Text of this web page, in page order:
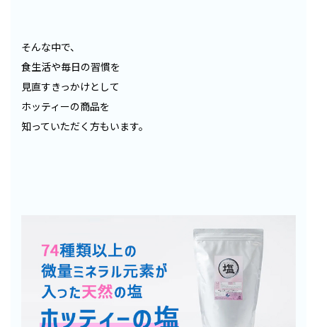
そんな中で、
食生活や毎日の習慣を
見直すきっかけとして
ホッティーの商品を
知っていただく方もいます。